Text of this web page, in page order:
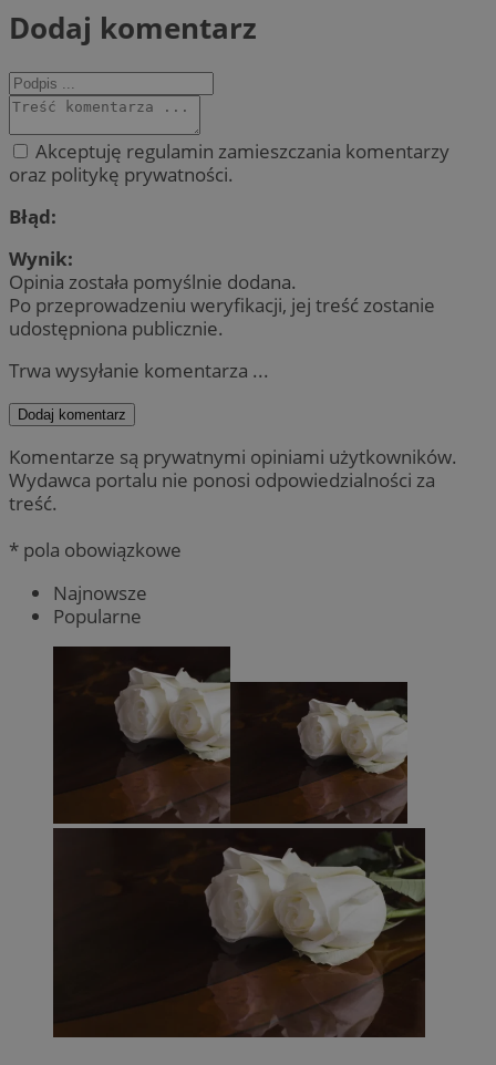
Dodaj komentarz
Akceptuję regulamin zamieszczania komentarzy
oraz politykę prywatności.
Błąd:
Wynik:
Opinia została pomyślnie dodana.
Po przeprowadzeniu weryfikacji, jej treść zostanie
udostępniona publicznie.
Trwa wysyłanie komentarza ...
Dodaj komentarz
Komentarze są prywatnymi opiniami użytkowników.
Wydawca portalu nie ponosi odpowiedzialności za
treść.
* pola obowiązkowe
Najnowsze
Popularne